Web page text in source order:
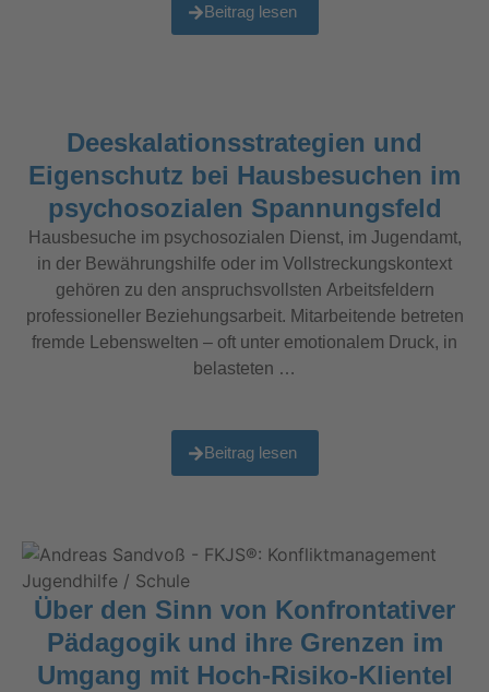
Beitrag lesen
Deeskalationsstrategien und
Eigenschutz bei Hausbesuchen im
psychosozialen Spannungsfeld
Hausbesuche im psychosozialen Dienst, im Jugendamt,
in der Bewährungshilfe oder im Vollstreckungskontext
gehören zu den anspruchsvollsten Arbeitsfeldern
professioneller Beziehungsarbeit. Mitarbeitende betreten
fremde Lebenswelten – oft unter emotionalem Druck, in
belasteten …
Beitrag lesen
Über den Sinn von Konfrontativer
Pädagogik und ihre Grenzen im
Umgang mit Hoch-Risiko-Klientel